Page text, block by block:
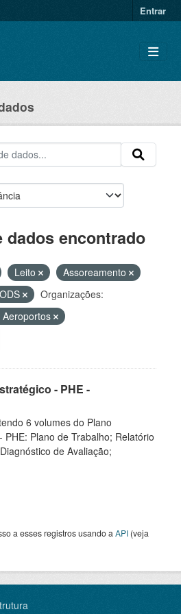
Entrar
dados encontrado
Leito
Assoreamento
ODS
Organizações:
- PHE -
6 volumes do Plano
PHE: Plano de Trabalho; Relatório
de Avaliação;
a esses registros usando a API (veja